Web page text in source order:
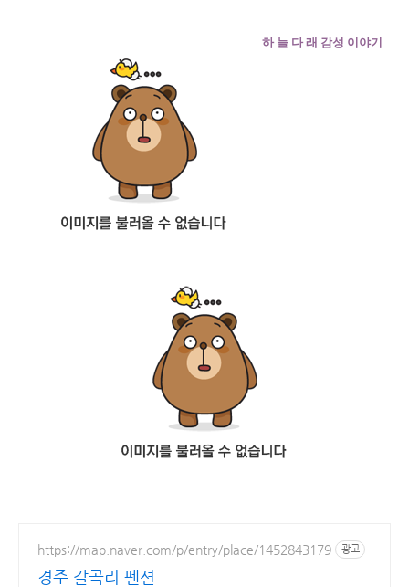
하 늘 다 래 감성 이야기
https://map.naver.com/p/entry/place/1452843179 광고
경주 갈곡리 펜션